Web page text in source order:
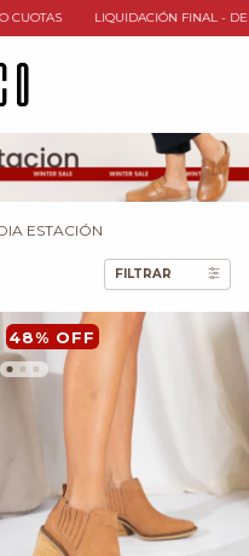
CUOTAS SIN
ESTACIÓN
FILTRAR
48% OFF